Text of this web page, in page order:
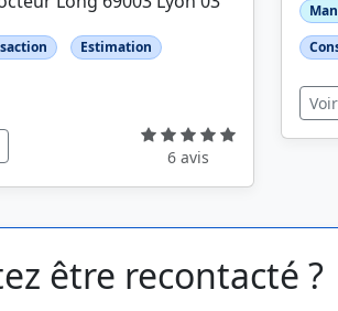
Estimation
6 avis
être recontacté ?